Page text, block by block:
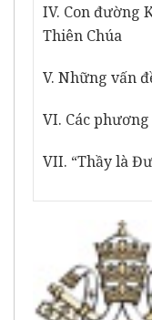
IV. Con đường
Thiên Chúa
V. Những vấn
VI. Các
VII. “Thầy là